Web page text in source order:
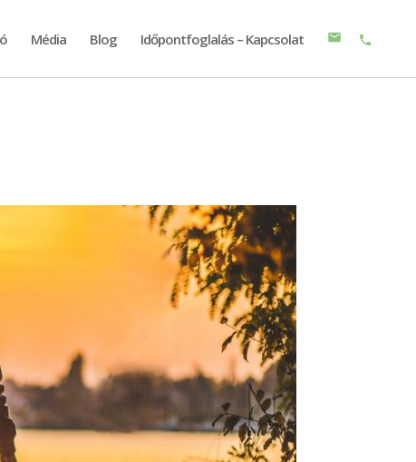
Média Blog Időpontfoglalás – Kapcsolat